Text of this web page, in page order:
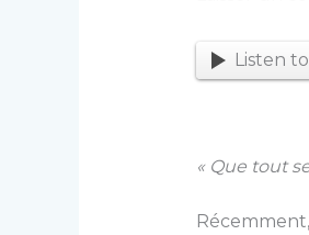
Listen
« Que tout